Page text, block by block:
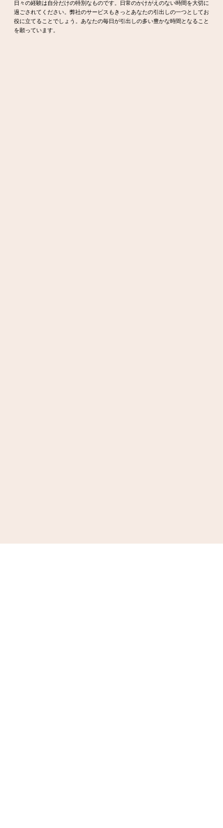
日々の経験は自分だけの特別なものです。日常のかけがえのない時間を大切に
過ごされてください。弊社のサービスもきっとあなたの引出しの一つとしてお
役に立てることでしょう。あなたの毎日が引出しの多い豊かな時間となること
を願っています。